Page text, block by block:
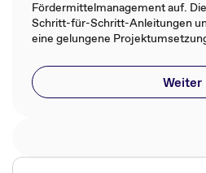
Fördermittelmanagement auf.
Schritt-für-Schritt-Anleitungen
eine gelungene
Weiter